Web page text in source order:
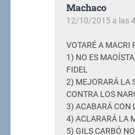
Machaco
12/10/2015 a las
VOTARÉ A MACRI
1) NO ES
FIDEL
2) MEJORARÁ LA
CONTRA LOS
3) ACABARÁ CON
4) ACLARARÁ LA
5) GILS CARBÓ